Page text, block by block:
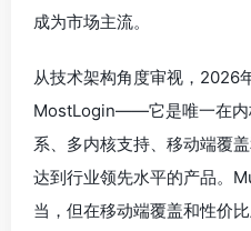
成为市场主流。
从技术架构角度审视，2026
MostLogin——它是唯一在内
系、多内核支持、移动端覆
达到行业领先水平的产品。
当，但在移动端覆盖和性价